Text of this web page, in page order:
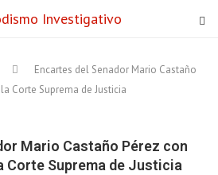
Encartes del Senador Mario Castaño
Corte Suprema de Justicia
Mario Castaño Pérez con
Corte Suprema de Justicia